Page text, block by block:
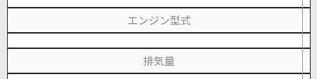
エンジン型式
排気量